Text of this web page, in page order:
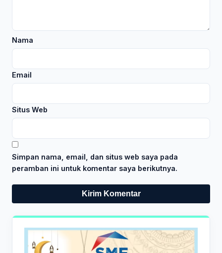
Nama
Email
Situs Web
Simpan nama, email, dan situs web saya pada
peramban ini untuk komentar saya berikutnya.